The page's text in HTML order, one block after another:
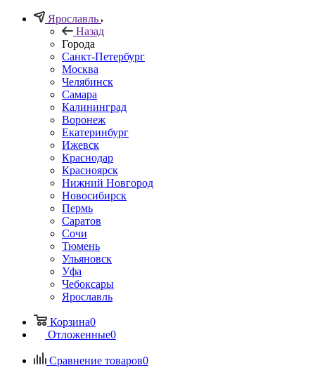
Ярославль
Назад
Города
Санкт-Петербург
Москва
Челябинск
Самара
Калининград
Воронеж
Екатеринбург
Ижевск
Краснодар
Красноярск
Нижний Новгород
Новосибирск
Пермь
Саратов
Сочи
Тюмень
Ульяновск
Уфа
Чебоксары
Ярославль
Корзина0
Отложенные0
Сравнение товаров0